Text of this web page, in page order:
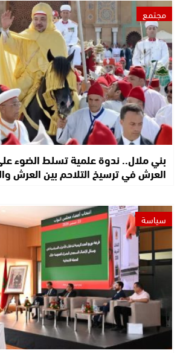
مجتمع
بني ملال.. ندوة علمية تسلط الضوء
العرش في ترسيخ التلاحم بين العرش
سياسة